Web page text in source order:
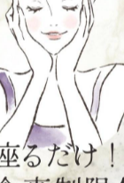
テゴリー
てのカテゴリー
ダイエット
活
くみ